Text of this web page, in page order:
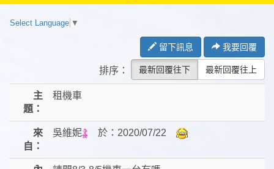
Select Language ▼
留下訊息 我要回覆
排序： 最新回覆往下 最新回覆往上
主
題：
租機車
來
自：
吳維妮 於： 2020/07/22